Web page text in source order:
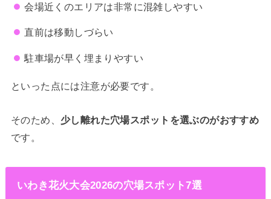
会場近くのエリアは非常に混雑しやすい
直前は移動しづらい
駐車場が早く埋まりやすい
といった点には注意が必要です。
そのため、 少し離れた穴場スポットを選ぶのがおすすめ
です。
いわき花火大会2026の穴場スポット7選